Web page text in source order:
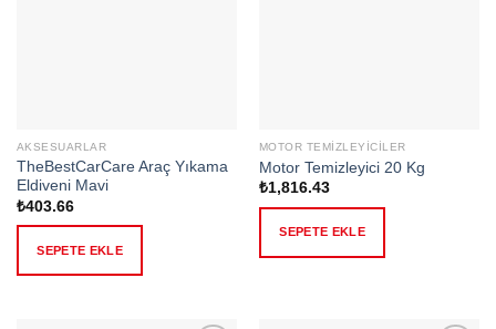
AKSESUARLAR
TheBestCarCare Araç Yıkama
Eldiveni Mavi
₺403.66
SEPETE EKLE
MOTOR TEMIZLEYICILER
Motor Temizleyici 20 Kg
₺1,816.43
SEPETE EKLE